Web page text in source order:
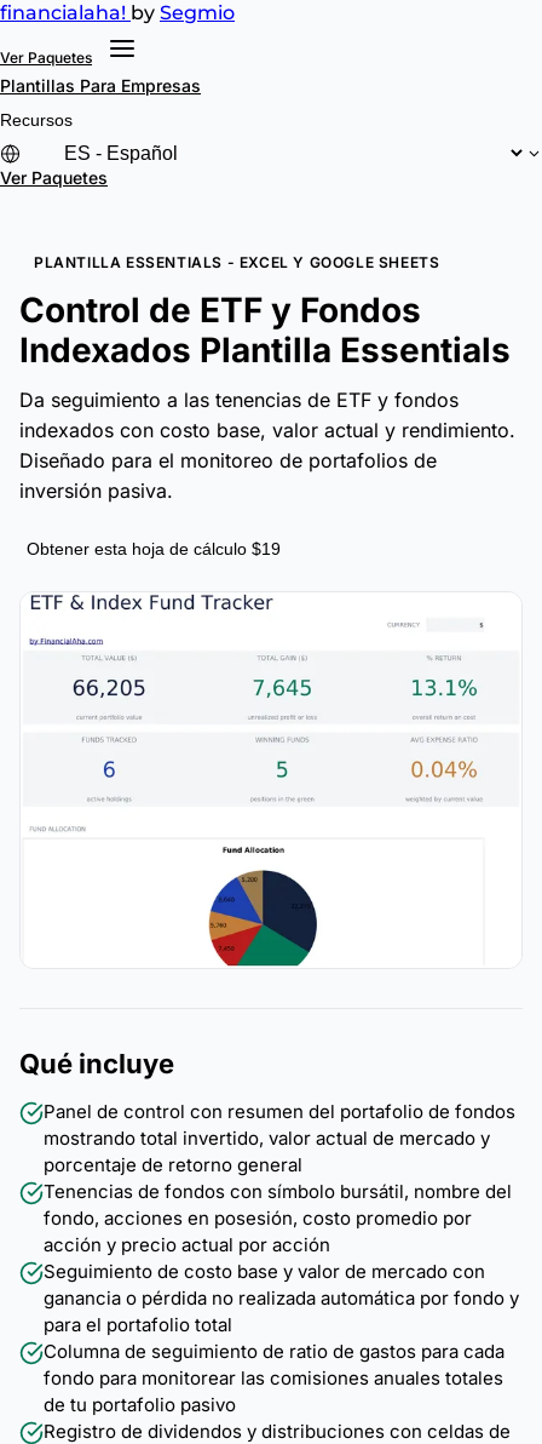
financialaha! by Segmio
Ver Paquetes
Plantillas Para Empresas
Recursos
Ver Paquetes
PLANTILLA ESSENTIALS - EXCEL Y GOOGLE SHEETS
Control de ETF y Fondos
Indexados Plantilla Essentials
Da seguimiento a las tenencias de ETF y fondos
indexados con costo base, valor actual y rendimiento.
Diseñado para el monitoreo de portafolios de
inversión pasiva.
Obtener esta hoja de cálculo $19
Qué incluye
Panel de control con resumen del portafolio de fondos
mostrando total invertido, valor actual de mercado y
porcentaje de retorno general
Tenencias de fondos con símbolo bursátil, nombre del
fondo, acciones en posesión, costo promedio por
acción y precio actual por acción
Seguimiento de costo base y valor de mercado con
ganancia o pérdida no realizada automática por fondo y
para el portafolio total
Columna de seguimiento de ratio de gastos para cada
fondo para monitorear las comisiones anuales totales
de tu portafolio pasivo
Registro de dividendos y distribuciones con celdas de